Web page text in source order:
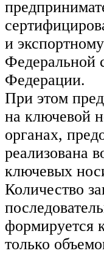
и
Федеральной
Федерации.
При этом
на ключевой
органах,
реализована
ключевых
Количество
формируется
только